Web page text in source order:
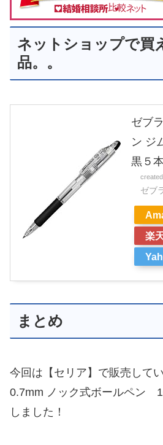
ネットショップで買
品。。
ゼブ
ン ジ
黒５本
ゼブ
楽
まとめ
今回は【セリア】で販売し
0.7mm ノック式ボールペン
しました！